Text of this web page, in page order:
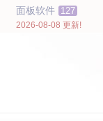
面板软件 127
2026-08-08 更新!